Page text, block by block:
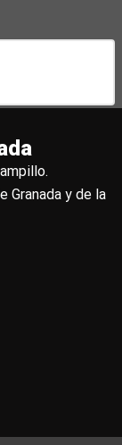
Granada y de la